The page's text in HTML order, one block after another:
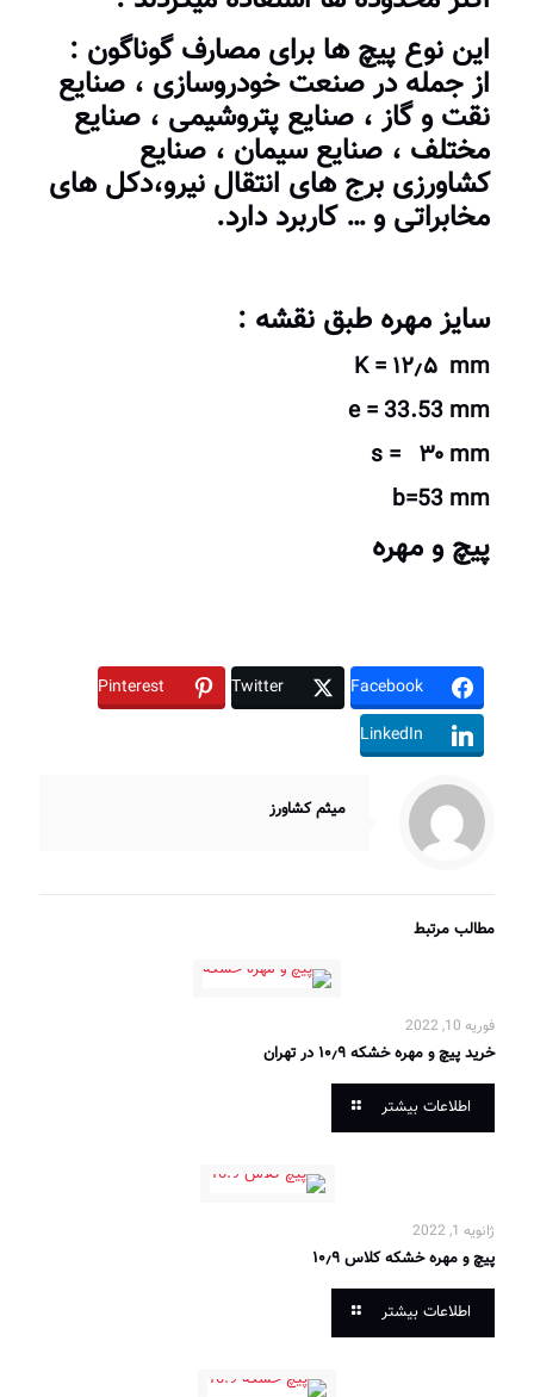
این نوع پیچ ها برای مصارف گوناگون :
از جمله در صنعت خودروسازی ، صنایع
نقت و گاز ، صنایع پتروشیمی ، صنایع
مختلف ، صنایع سیمان ، صنایع
کشاورزی برج های انتقال نیرو،دکل های
مخابراتی و … کاربرد دارد.
سایز مهره طبق نقشه :
K = ۱۲٫۵ mm
e = 33.53 mm
s = ۳۰ mm
b=53 mm
پیچ و مهره
Facebook
Twitter
Pinterest
LinkedIn
میثم کشاورز
مطالب مرتبط
فوریه 10, 2022
خرید پیچ و مهره خشکه ۱۰٫۹ در تهران
اطلاعات بیشتر
ژانویه 1, 2022
پیچ و مهره خشکه کلاس ۱۰٫۹
اطلاعات بیشتر